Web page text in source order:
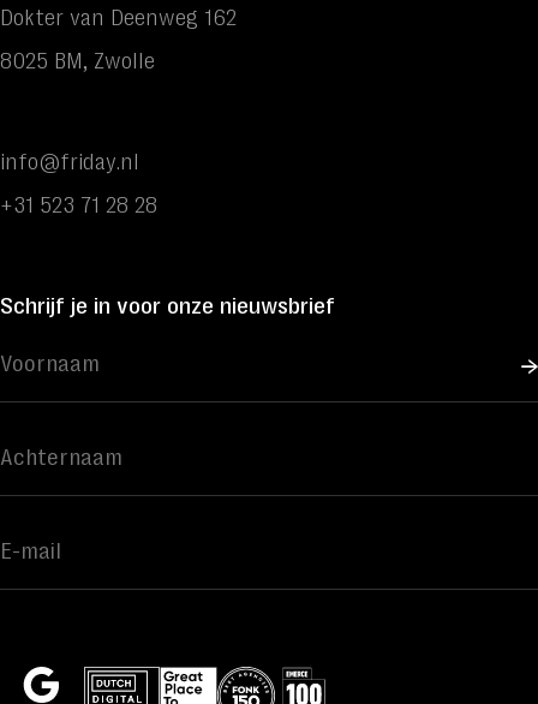
Dokter van Deenweg 162
8025 BM, Zwolle
Schrijf je in voor onze nieuwsbrief
info@friday.nl
+31 523 71 28 28